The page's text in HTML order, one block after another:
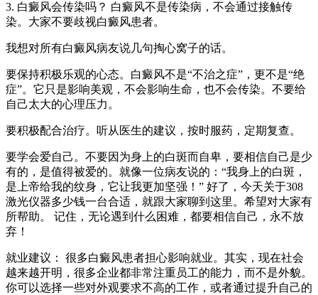
3. 白癜风会传染吗？ 白癜风不是传染病，不会通过接触传
染。大家不要歧视白癜风患者。
我想对所有白癜风病友说几句掏心窝子的话。
要保持积极乐观的心态。白癜风不是“不治之症”，更不是“绝
症”。它只是影响美观，不会影响生命，也不会传染。不要给
自己太大的心理压力。
要积极配合治疗。听从医生的建议，按时服药，定期复查。
要学会爱自己。不要因为身上的白斑而自卑，要相信自己是少
有的，是值得被爱的。就像一位病友说的：“我身上的白斑，
是上帝给我的纹身，它让我更加坚强！” 好了，今天关于308
激光仪器多少钱一台合适，就跟大家聊到这里。希望对大家有
所帮助。 记住，无论遇到什么困难，都要相信自己，永不放
弃！
就业建议： 很多白癜风患者担心影响就业。其实，现在社会
越来越开明，很多企业都非常注重员工的能力，而不是外貌。
你可以选择一些对外观要求不高的工作，或者通过提升自己的